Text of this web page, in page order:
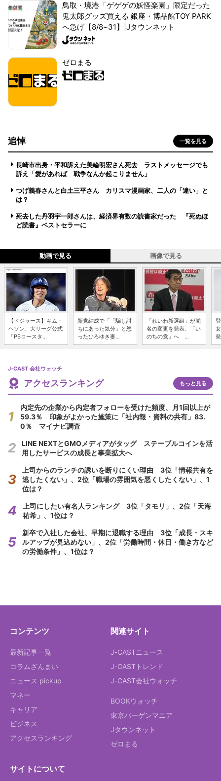
鳥取・境港「ゲゲゲの妖怪楽園」限定だった
鬼太郎グッズ買える 銀座・博品館TOY PARK
へ急げ【8/8~31】|Jタウンネット
ゼロまる
追悼 一覧を見る
長崎市出身・平和訴えた美輪明宏さん死去 ラストメッセージでも
訴え「愛があれば 戦争なんか起こりません」
つげ義春さんと白土三平さん カリスマ漫画家、二人の「違い」と
は？
死去した丹羽宇一郎さんは、経済界有数の読書家だった 『死ぬほ
ど読書』ベストセラーに
動画で見る 画像で見る
【ドジャース】キム・
ヘソン、大リーグ公式
「PSロースタ...
新党結成で「「騙し討
ちにあった気分」と怒
ったひろゆき妻...
「れいわ新選組」が党
名の変更を発表、「い
のちの党」へ ...
J-CAST 会社ウォッチ
アクセスランキング もっと見る
内定先の企業から内定者フォローを受けた頻度、月1回以上が
59.3％ 印象がよかった施策に「社内報・資料の共有」83.
0％ マイナビ調査
LINE NEXTとGMOメディアがタッグ ステーブルコインを活
用したサービスの成長と事業拡大へ
上司からのランチの誘いを断りにくい理由 3位「情報共有を
逃したくない」、2位「職場の雰囲気を悪くしたくない」、1
位は？
上司にしたい有名人ランキング 3位「タモリ」、2位「天海
祐希」、1位は？
新卒で入社した会社、早期に退職する理由 3位「成長・スキ
ルアップが見込めない」、2位「労働時間・休日・働き方など
の労働条件」、1位は？
コンテンツ
最新記事一覧
コラムざんまい
ニュース pickup
マネー
キャリア
ビジネス
アクセスランキング
関連サイト
J-CASTニュース
J-CASTトレンド
J-CAST会社ウォッチ
BOOKウォッチ
東京バーゲンマニア
Jタウンネット
ゼロまる
サイトについて